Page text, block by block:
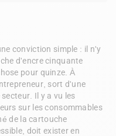
conviction simple : il n'y
d'encre cinquante
pour quinze. À
sort d'une
Il y a vu les
sur les consommables
de la cartouche
doit exister en